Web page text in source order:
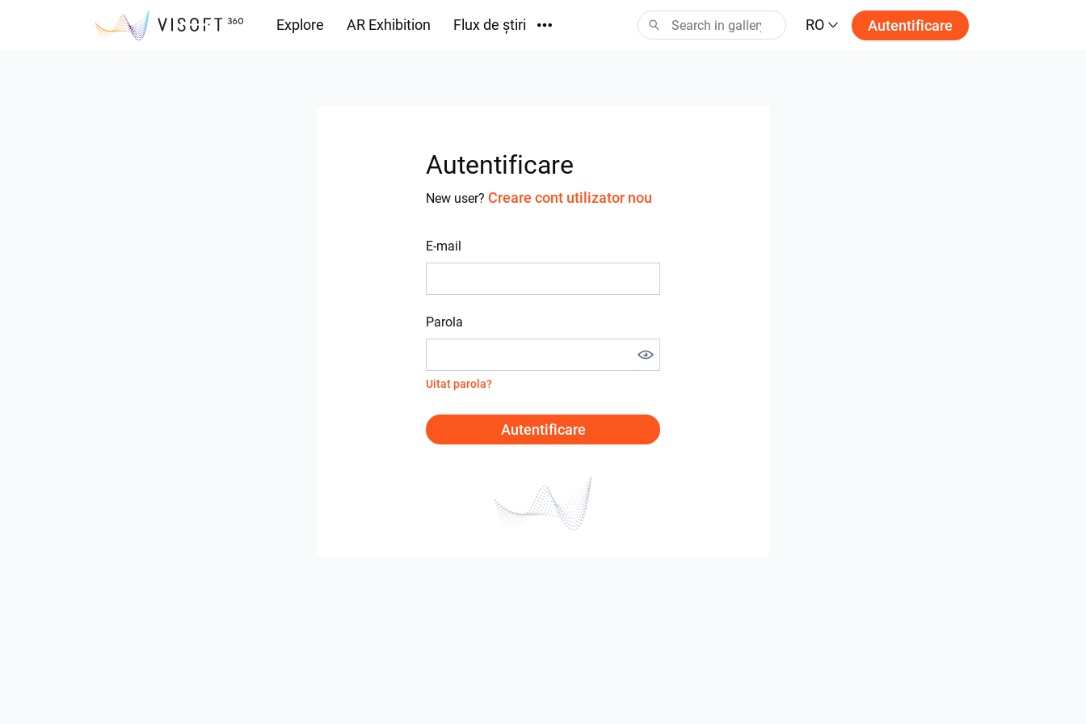
Explore AR Exhibition Flux de știri RO Autentificare
Autentificare
New user? Creare cont utilizator nou
E-mail
Parola
Uitat parola?
Autentificare